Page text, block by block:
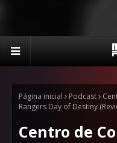
Página inicial Podcast
Rangers Day of Destiny
Centro de